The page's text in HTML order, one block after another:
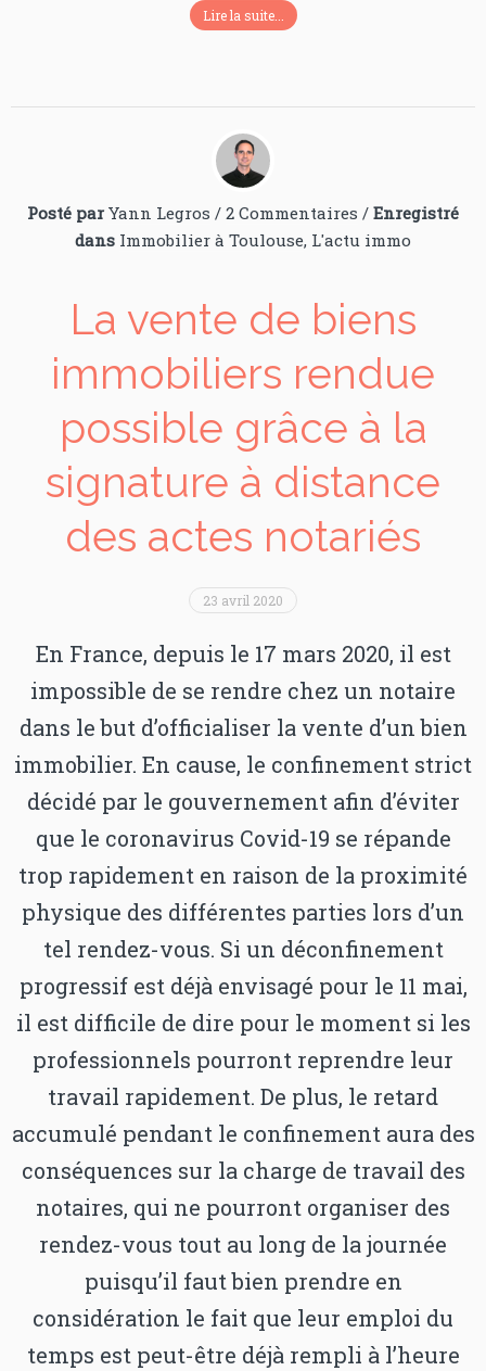
Lire la suite...
Posté par Yann Legros / 2 Commentaires / Enregistré
dans Immobilier à Toulouse, L'actu immo
La vente de biens
immobiliers rendue
possible grâce à la
signature à distance
des actes notariés
23 avril 2020
En France, depuis le 17 mars 2020, il est
impossible de se rendre chez un notaire
dans le but d’officialiser la vente d’un bien
immobilier. En cause, le confinement strict
décidé par le gouvernement afin d’éviter
que le coronavirus Covid-19 se répande
trop rapidement en raison de la proximité
physique des différentes parties lors d’un
tel rendez-vous. Si un déconfinement
progressif est déjà envisagé pour le 11 mai,
il est difficile de dire pour le moment si les
professionnels pourront reprendre leur
travail rapidement. De plus, le retard
accumulé pendant le confinement aura des
conséquences sur la charge de travail des
notaires, qui ne pourront organiser des
rendez-vous tout au long de la journée
puisqu’il faut bien prendre en
considération le fait que leur emploi du
temps est peut-être déjà rempli à l’heure